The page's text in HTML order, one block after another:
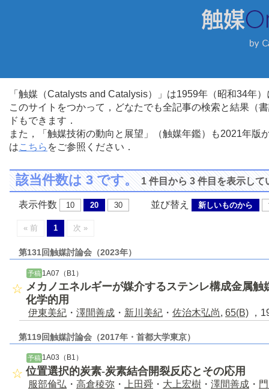
「触媒（Catalysts and Catalysis）」は1959年（昭和34年
このサイトをつかって，どなたでも全記事の検索と結果（
ドもできます．
また，「触媒技術の動向と展望」（触媒年鑑）も2021年
はこちら をご参照ください．
該当件数は 3 です。1 件目から 3 件目を表示して
表示件数 10 20 30 並び替え 新しいものから
« 前 1 次 »
第131回触媒討論会（2023年）
予稿 1A07（B1）
メカノエネルギーが媒介するステンレ構成金属
化学的用
伊東美紀 ・ 澤間善成 ・ 新川美紀 ・ 佐治木弘尚, 65(B) ，
第119回触媒討論会（2017年・首都大学東京）
予稿 1A03（B1）
位置選択的炭素‐炭素結合開裂反応とその応用
服部倫弘 ・ 高倉稜弥 ・ 上田舜 ・ 大上宏樹 ・ 澤間善成 ・